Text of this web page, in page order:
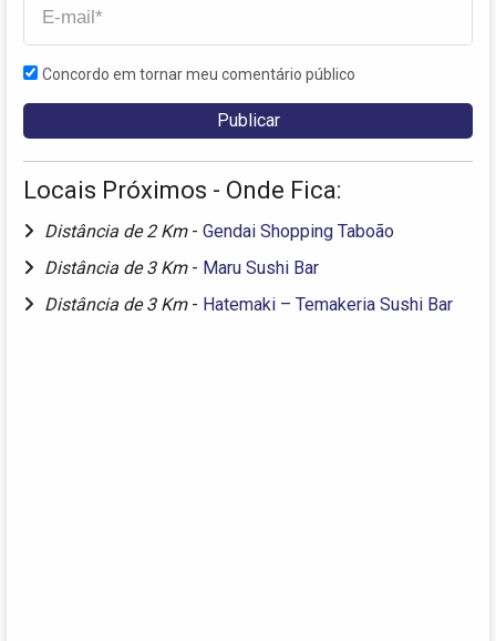
Concordo em tornar meu comentário público
Locais Próximos - Onde Fica:
Distância de 2 Km - Gendai Shopping Taboão
Distância de 3 Km - Maru Sushi Bar
Distância de 3 Km - Hatemaki – Temakeria Sushi Bar